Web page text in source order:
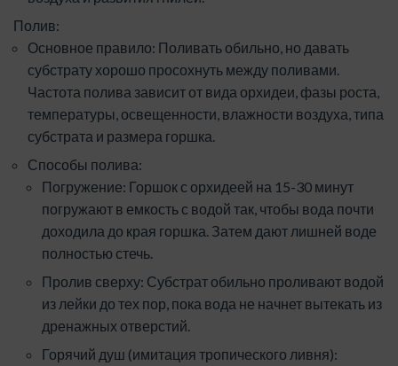
Полив:
Основное правило: Поливать обильно, но давать
субстрату хорошо просохнуть между поливами.
Частота полива зависит от вида орхидеи, фазы роста,
температуры, освещенности, влажности воздуха, типа
субстрата и размера горшка.
Способы полива:
Погружение: Горшок с орхидеей на 15-30 минут
погружают в емкость с водой так, чтобы вода почти
доходила до края горшка. Затем дают лишней воде
полностью стечь.
Пролив сверху: Субстрат обильно проливают водой
из лейки до тех пор, пока вода не начнет вытекать из
дренажных отверстий.
Горячий душ (имитация тропического ливня):